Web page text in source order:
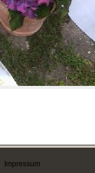
Impressum